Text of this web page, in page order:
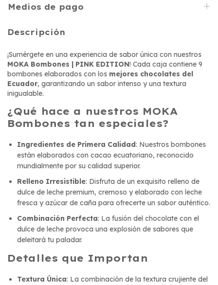
Medios de pago
Descripción
¡Sumérgete en una experiencia de sabor única con nuestros
MOKA Bombones | PINK EDITION! Cada caja contiene 9
bombones elaborados con los mejores chocolates del
Ecuador, garantizando un sabor intenso y una textura
inigualable.
¿Qué hace a nuestros MOKA
Bombones tan especiales?
Ingredientes de Primera Calidad: Nuestros bombones
están elaborados con cacao ecuatoriano, reconocido
mundialmente por su calidad superior.
Relleno Irresistible: Disfruta de un exquisito relleno de
dulce de leche premium, cremoso y elaborado con leche
fresca y azúcar de caña para ofrecerte un sabor auténtico.
Combinación Perfecta: La fusión del chocolate con el
dulce de leche provoca una explosión de sabores que
deleitará tu paladar.
Detalles que Importan
Textura Única: La combinación de la textura crujiente del